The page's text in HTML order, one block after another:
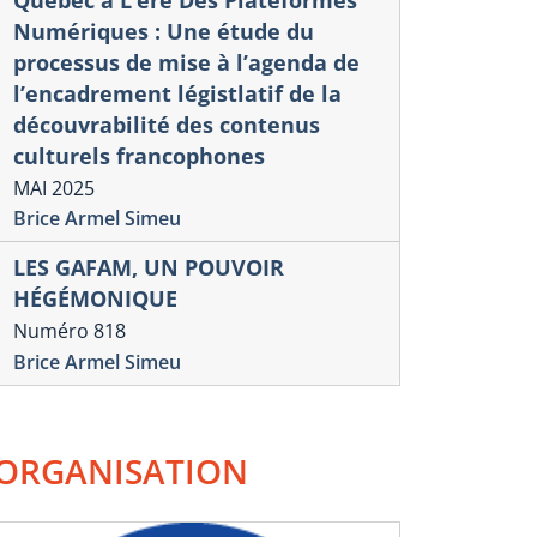
commerciale américaine
un réajustement du
Olivier l’Homme
Numériques : Une étude du
processus de mise à l’agenda de
l’encadrement légistlatif de la
découvrabilité des contenus
culturels francophones
MAI 2025
Brice Armel Simeu
LES GAFAM, UN POUVOIR
HÉGÉMONIQUE
Numéro 818
Brice Armel Simeu